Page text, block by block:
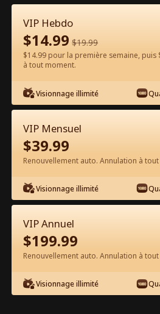
60 Débloquer
Épisode 75 - Le PDG
s'avère être le père de
Film complet
0-49 50-79
77
VIP Hebdo
$14.99 $19.99
$14.99 pour la première semaine, puis
à tout moment.
Visionnage illimité
VIP Mensuel
$39.99
Renouvellement auto. Annulation à
Visionnage illimité
VIP Annuel
$199.99
Renouvellement auto. Annulation à
Visionnage illimité